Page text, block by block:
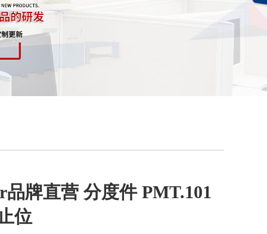
品牌直营 分度件 PMT.101
位